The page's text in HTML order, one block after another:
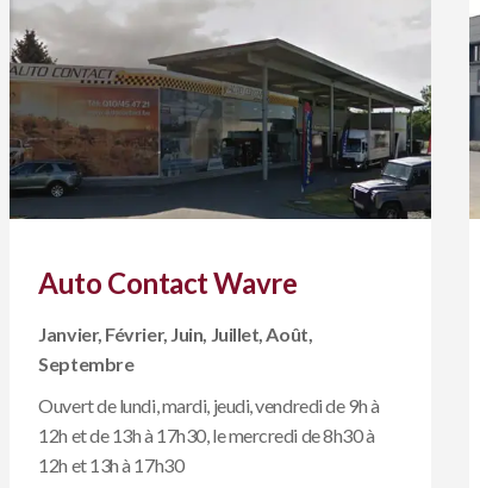
Auto Contact Wavre
Janvier, Février, Juin, Juillet, Août,
Septembre
Ouvert de lundi, mardi, jeudi, vendredi de 9h à
12h et de 13h à 17h30, le mercredi de 8h30 à
12h et 13h à 17h30